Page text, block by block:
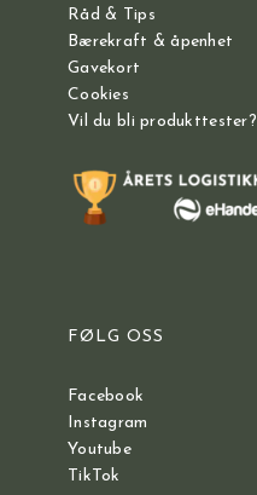
Råd & Tips
Bærekraft & åpenhet
Gavekort
Cookies
Vil du bli produkttester?
FØLG OSS
Facebook
Instagram
Youtube
TikTok